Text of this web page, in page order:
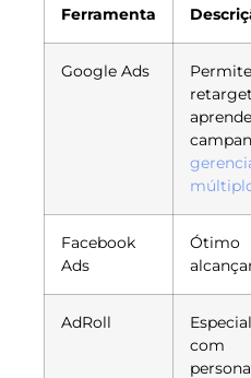
Ferramenta
Google Ads
Facebook
Ads
AdRoll
com